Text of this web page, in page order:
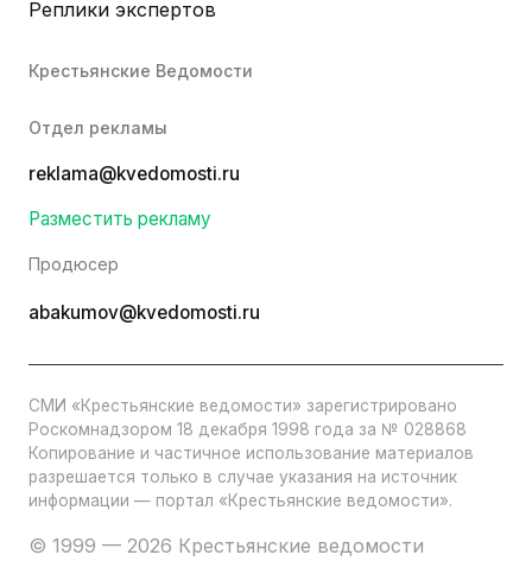
Реплики экспертов
Крестьянские Ведомости
Отдел рекламы
reklama@kvedomosti.ru
Разместить рекламу
Продюсер
abakumov@kvedomosti.ru
СМИ «Крестьянские ведомости» зарегистрировано
Роскомнадзором 18 декабря 1998 года за № 028868
Копирование и частичное использование материалов
разрешается только в случае указания на источник
информации — портал «Крестьянские ведомости».
© 1999 — 2026 Крестьянские ведомости